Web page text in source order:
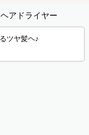
アドライヤー
ツヤ髪ヘ♪